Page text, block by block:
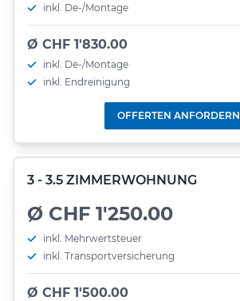
inkl. De-/Montage
Ø CHF 1'830.00
inkl. De-/Montage
inkl. Endreinigung
OFFERTEN ANFORDERN
3 - 3.5 ZIMMERWOHNUNG
Ø CHF 1'250.00
inkl. Mehrwertsteuer
inkl. Transportversicherung
Ø CHF 1'500.00